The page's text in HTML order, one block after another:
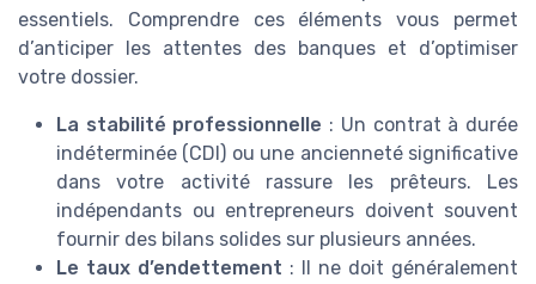
essentiels. Comprendre ces éléments vous permet
d’anticiper les attentes des banques et d’optimiser
votre dossier.
La stabilité professionnelle : Un contrat à durée
indéterminée (CDI) ou une ancienneté significative
dans votre activité rassure les prêteurs. Les
indépendants ou entrepreneurs doivent souvent
fournir des bilans solides sur plusieurs années.
Le taux d’endettement : Il ne doit généralement